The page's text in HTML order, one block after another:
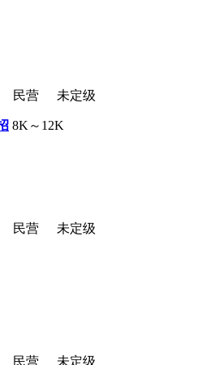
民营
未定级
8K～12K
民营
未定级
民营 未定级